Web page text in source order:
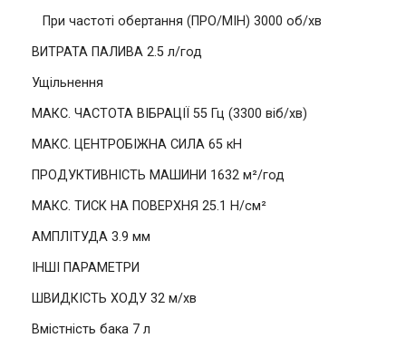
При частоті обертання (ПРО/МІН) 3000 об/хв
ВИТРАТА ПАЛИВА 2.5 л/год
Ущільнення
МАКС. ЧАСТОТА ВІБРАЦІЇ 55 Гц (3300 віб/хв)
МАКС. ЦЕНТРОБІЖНА СИЛА 65 кН
ПРОДУКТИВНІСТЬ МАШИНИ 1632 м²/год
МАКС. ТИСК НА ПОВЕРХНЯ 25.1 Н/см²
АМПЛІТУДА 3.9 мм
ІНШІ ПАРАМЕТРИ
ШВИДКІСТЬ ХОДУ 32 м/хв
Вмістність бака 7 л